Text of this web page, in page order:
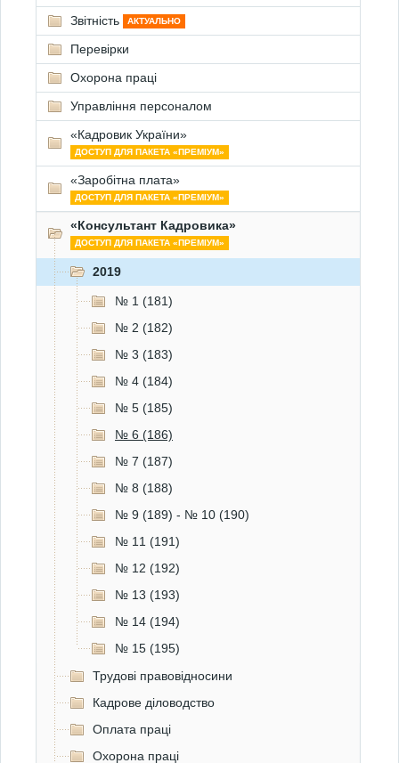
Звітність
АКТУАЛЬНО
Перевірки
Охорона праці
Управління персоналом
«Кадровик України»
ДОСТУП ДЛЯ ПАКЕТА «ПРЕМІУМ»
«Заробітна плата»
ДОСТУП ДЛЯ ПАКЕТА «ПРЕМІУМ»
«Консультант Кадровика»
ДОСТУП ДЛЯ ПАКЕТА «ПРЕМІУМ»
2019
№ 1 (181)
№ 2 (182)
№ 3 (183)
№ 4 (184)
№ 5 (185)
№ 6 (186)
№ 7 (187)
№ 8 (188)
№ 9 (189) - № 10 (190)
№ 11 (191)
№ 12 (192)
№ 13 (193)
№ 14 (194)
№ 15 (195)
Трудові правовідносини
Кадрове діловодство
Оплата праці
Охорона праці